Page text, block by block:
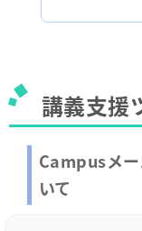
講義支援
Campusメ
いて